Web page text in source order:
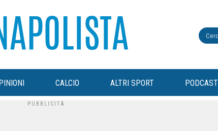
CALCIO ALTRI SPORT PODCAST